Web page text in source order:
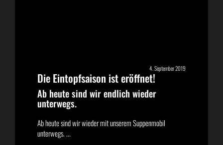
4. September 2019
Die Eintopfsaison ist eröffnet!
Ab heute sind wir endlich wieder
unterwegs.
Ab heute sind wir wieder mit unserem Suppenmobil
unterwegs. ...